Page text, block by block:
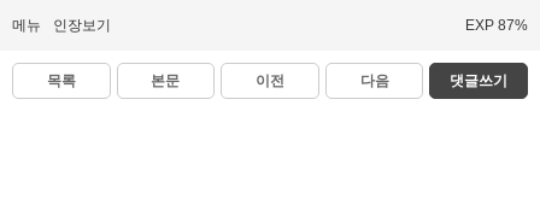
메뉴 인장보기 EXP 87%
목록 본문 이전 다음 댓글쓰기